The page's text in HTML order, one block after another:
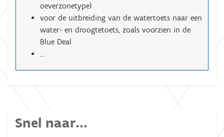
oeverzonetype)
voor de uitbreiding van de watertoets naar een
water- en droogtetoets, zoals voorzien in de
Blue Deal
Snel naar...